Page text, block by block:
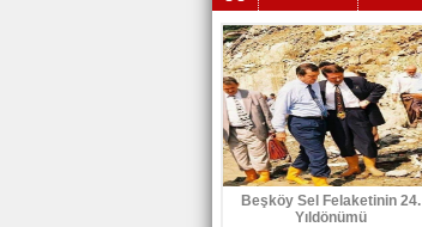
Beşköy Sel Felaketinin 24.
Yıldönümü